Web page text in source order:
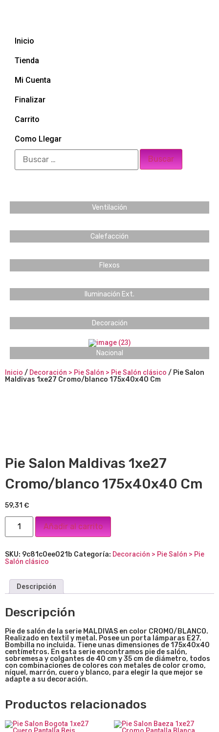
Inicio
Tienda
Mi Cuenta
Finalizar
Carrito
Como Llegar
Ventilación
Calefacción
Flexos
Iluminación Ext.
Decoración
Nacional
Inicio / Decoración > Pie Salón > Pie Salón clásico / Pie Salon
Maldivas 1xe27 Cromo/blanco 175x40x40 Cm
Pie Salon Maldivas 1xe27
Cromo/blanco 175x40x40 Cm
59,31 €
Añadir al carrito
SKU: 9c81c0ee021b Categoría: Decoración > Pie Salón > Pie
Salón clásico
Descripción
Descripción
Pie de salón de la serie MALDIVAS en color CROMO/BLANCO.
Realizado en textil y metal. Posee un porta lámparas E27.
Bombilla no incluida. Tiene unas dimensiones de 175x40x40
centímetros. En esta serie encontramos pie de salón,
sobremesa y colgantes de 40 cm y 35 cm de diámetro, todos
con combinaciones de colores con metales de color cromo,
níquel, marrón, cuero y blanco, para elegir la que mejor se
adapte a su decoración.
Productos relacionados